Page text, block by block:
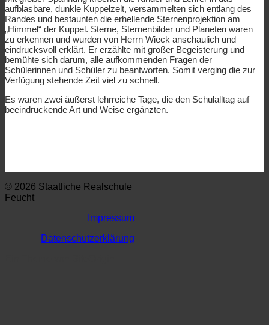
aufblasbare, dunkle Kuppelzelt, versammelten sich entlang des
Randes und bestaunten die erhellende Sternenprojektion am
„Himmel“ der Kuppel. Sterne, Sternenbilder und Planeten waren
zu erkennen und wurden von Herrn Wieck anschaulich und
eindrucksvoll erklärt. Er erzählte mit großer Begeisterung und
bemühte sich darum, alle aufkommenden Fragen der
Schülerinnen und Schüler zu beantworten. Somit verging die zur
Verfügung stehende Zeit viel zu schnell.
Es waren zwei äußerst lehrreiche Tage, die den Schulalltag auf
beeindruckende Art und Weise ergänzten.
© 2026 Staatliche Realschule
Feucht
Impressum
Datenschutzerklärung